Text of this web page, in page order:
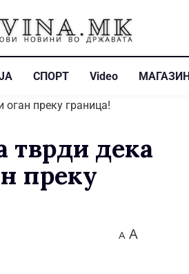
СПОРТ Video МАГАЗИН
тврди дека
преку
A A